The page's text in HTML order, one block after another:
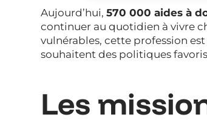
Aujourd’hui,570 000 aides à
continuer au quotidien à vivre
vulnérables, cette profession
souhaitent des politiques
Les